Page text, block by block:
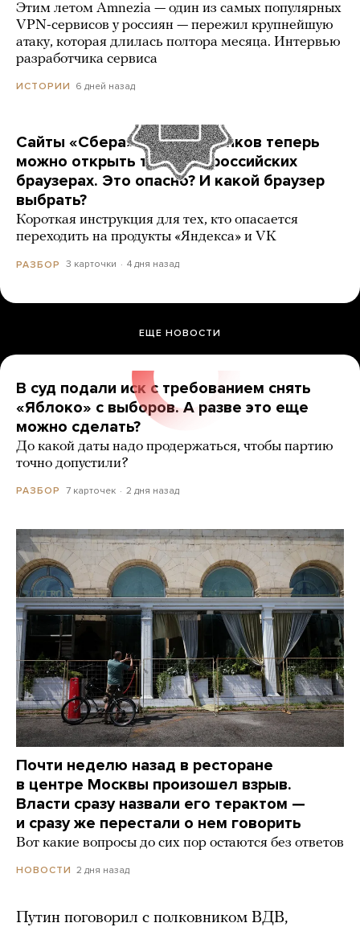
Этим летом Amnezia — один из самых популярных
VPN-сервисов у россиян — пережил крупнейшую
атаку, которая длилась полтора месяца. Интервью
разработчика сервиса
ИСТОРИИ 6 дней назад
Сайты «Сбера» и других банков теперь
можно открыть только в российских
браузерах. Это опасно? И какой браузер
выбрать?
Короткая инструкция для тех, кто опасается
переходить на продукты «Яндекса» и VK
РАЗБОР 3 карточки 4 дня назад
ЕЩЕ НОВОСТИ
В суд подали иск с требованием снять
«Яблоко» с выборов. А разве это еще
можно сделать?
До какой даты надо продержаться, чтобы партию
точно допустили?
РАЗБОР 7 карточек 2 дня назад
Почти неделю назад в ресторане
в центре Москвы произошел взрыв.
Власти сразу назвали его терактом —
и сразу же перестали о нем говорить
Вот какие вопросы до сих пор остаются без ответов
НОВОСТИ 2 дня назад
Путин поговорил с полковником ВДВ,